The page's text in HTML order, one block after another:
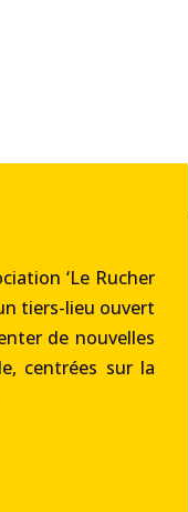
‘Le Rucher
tiers-lieu ouvert
de nouvelles
centrées sur la